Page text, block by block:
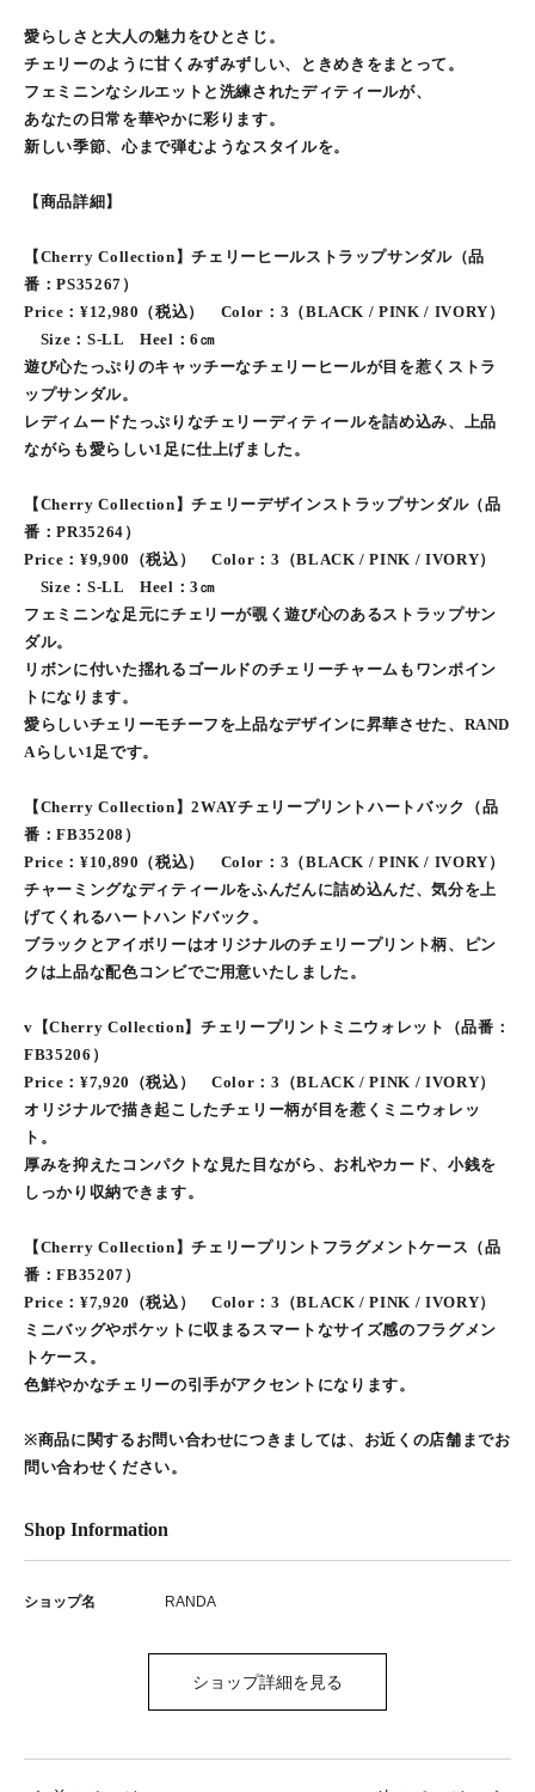
愛らしさと大人の魅力をひとさじ。
チェリーのように甘くみずみずしい、ときめきをまとって。
フェミニンなシルエットと洗練されたディティールが、
あなたの日常を華やかに彩ります。
新しい季節、心まで弾むようなスタイルを。
【商品詳細】
【Cherry Collection】チェリーヒールストラップサンダル（品
番：PS35267）
Price：¥12,980（税込） Color：3（BLACK / PINK / IVORY）
Size：S-LL Heel：6㎝
遊び心たっぷりのキャッチーなチェリーヒールが目を惹くストラ
ップサンダル。
レディムードたっぷりなチェリーディティールを詰め込み、上品
ながらも愛らしい1足に仕上げました。
【Cherry Collection】チェリーデザインストラップサンダル（品
番：PR35264）
Price：¥9,900（税込） Color：3（BLACK / PINK / IVORY）
Size：S-LL Heel：3㎝
フェミニンな足元にチェリーが覗く遊び心のあるストラップサン
ダル。
リボンに付いた揺れるゴールドのチェリーチャームもワンポイン
トになります。
愛らしいチェリーモチーフを上品なデザインに昇華させた、RAND
Aらしい1足です。
【Cherry Collection】2WAYチェリープリントハートバック（品
番：FB35208）
Price：¥10,890（税込） Color：3（BLACK / PINK / IVORY）
チャーミングなディティールをふんだんに詰め込んだ、気分を上
げてくれるハートハンドバック。
ブラックとアイボリーはオリジナルのチェリープリント柄、ピン
クは上品な配色コンビでご用意いたしました。
v【Cherry Collection】チェリープリントミニウォレット（品番：
FB35206）
Price：¥7,920（税込） Color：3（BLACK / PINK / IVORY）
オリジナルで描き起こしたチェリー柄が目を惹くミニウォレッ
ト。
厚みを抑えたコンパクトな見た目ながら、お札やカード、小銭を
しっかり収納できます。
【Cherry Collection】チェリープリントフラグメントケース（品
番：FB35207）
Price：¥7,920（税込） Color：3（BLACK / PINK / IVORY）
ミニバッグやポケットに収まるスマートなサイズ感のフラグメン
トケース。
色鮮やかなチェリーの引手がアクセントになります。
※商品に関するお問い合わせにつきましては、お近くの店舗までお
問い合わせください。
Shop Information
ショップ名 RANDA
ショップ詳細を見る